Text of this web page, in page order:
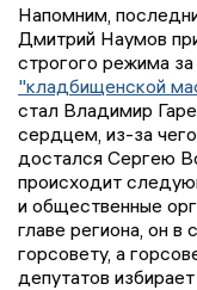
Напомним,
Дмитрий Наумов
строгого режима
"кладбищенской
стал Владимир
сердцем, из-за
достался Сергею
происходит
и общественные
главе региона, он
горсовету, а
депутатов